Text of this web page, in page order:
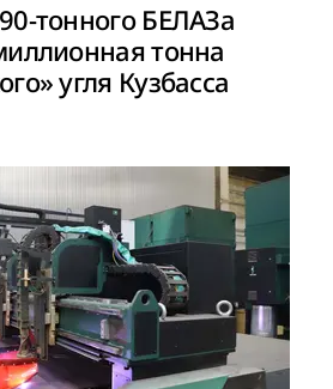
тонного БЕЛАЗа
тонна
угля Кузбасса